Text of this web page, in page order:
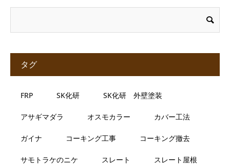
タグ
FRP SK化研 SK化研 外壁塗装
アサギマダラ オスモカラー カバー工法
ガイナ コーキング工事 コーキング撤去
サモトラケのニケ スレート スレート屋根